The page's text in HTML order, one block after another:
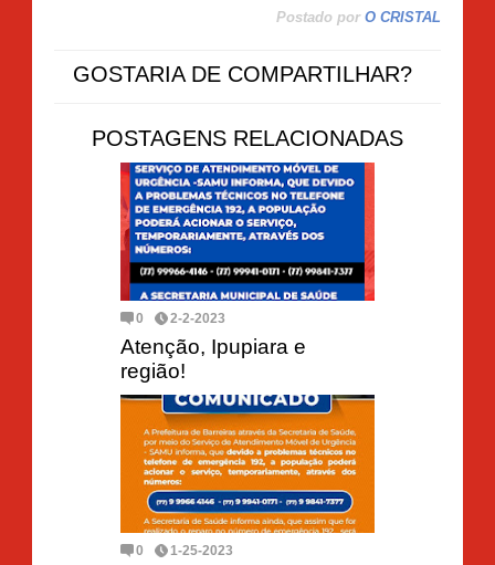
Postado por O CRISTAL
GOSTARIA DE COMPARTILHAR?
POSTAGENS RELACIONADAS
0 2-2-2023
Atenção, Ipupiara e
região!
0 1-25-2023